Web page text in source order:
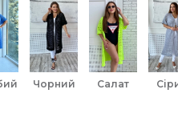
чорний салат сірий